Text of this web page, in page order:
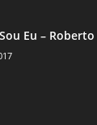
Eu –